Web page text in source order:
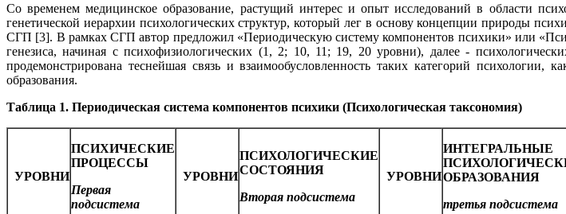
Со временем медицинское образование, растущий интерес и опыт исследований в области
генетической иерархии психологических структур, который лег в основу концепции природы
СГП [3]. В рамках СГП автор предложил «Периодическую систему компонентов психики» или
генезиса, начиная с психофизиологических (1, 2; 10, 11; 19, 20 уровни), далее -
продемонстрирована теснейшая связь и взаимообусловленность таких категорий психологии,
образования.
Таблица 1. Периодическая система компонентов психики (Психологическая таксономия)
УРОВНИ
ПСИХИЧЕСКИЕ
ПРОЦЕССЫ
Первая
подсистема
УРОВНИ
ПСИХОЛОГИЧЕСКИЕ
СОСТОЯНИЯ
Вторая подсистема
УРОВНИ
ИНТЕГРАЛЬНЫЕ
ОБРАЗОВАНИЯ
третья подсистема